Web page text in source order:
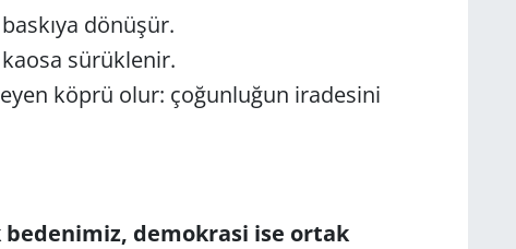
dönüşür.
sürüklenir.
köprü olur: çoğunluğun iradesini
demokrasi ise ortak